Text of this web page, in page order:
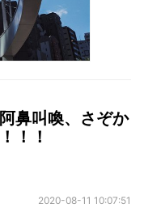
鼻叫喚、さぞか
！！
2020-08-11 10:07:51